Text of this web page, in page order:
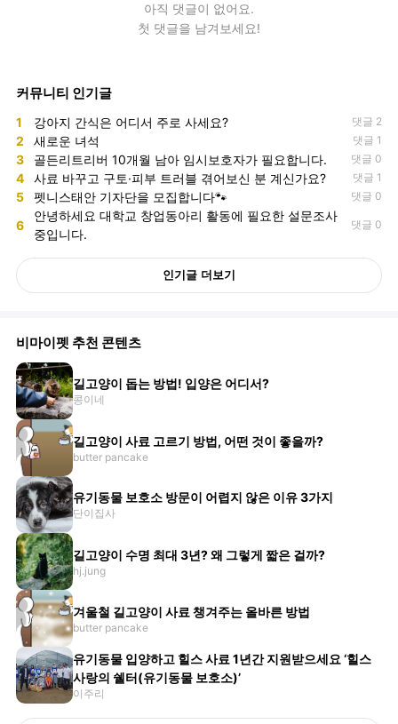
아직 댓글이 없어요.
첫 댓글을 남겨보세요!
커뮤니티 인기글
1 강아지 간식은 어디서 주로 사세요? 댓글 2
2 새로운 녀석 댓글 1
3 골든리트리버 10개월 남아 임시보호자가 필요합니다. 댓글 0
4 사료 바꾸고 구토·피부 트러블 겪어보신 분 계신가요? 댓글 1
5 펫니스태안 기자단을 모집합니다🐾 댓글 0
6
안녕하세요 대학교 창업동아리 활동에 필요한 설문조사
중입니다.
댓글 0
인기글 더보기
비마이펫 추천 콘텐츠
길고양이 돕는 방법! 입양은 어디서?
콩이네
길고양이 사료 고르기 방법, 어떤 것이 좋을까?
butter pancake
유기동물 보호소 방문이 어렵지 않은 이유 3가지
단이집사
길고양이 수명 최대 3년? 왜 그렇게 짧은 걸까?
hj.jung
겨울철 길고양이 사료 챙겨주는 올바른 방법
butter pancake
유기동물 입양하고 힐스 사료 1년간 지원받으세요 ‘힐스
사랑의 쉘터(유기동물 보호소)’
이주리